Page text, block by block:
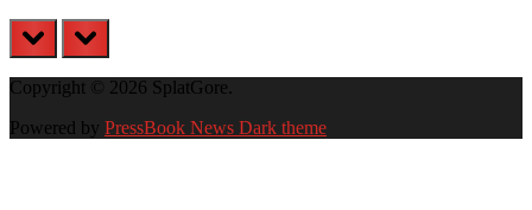
prev next
Copyright © 2026 SplatGore.
Powered by PressBook News Dark theme